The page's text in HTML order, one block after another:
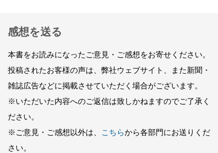
感想を送る
本書をお読みになったご意見・ご感想をお寄せください。
投稿されたお客様の声は、弊社ウェブサイト、また新聞・
雑誌広告などに掲載させていただく場合がございます。
※いただいた内容へのご返信は致しかねますのでご了承く
ださい。
※ご意見・ご感想以外は、
こちらから各部門にお送りくだ
さい。